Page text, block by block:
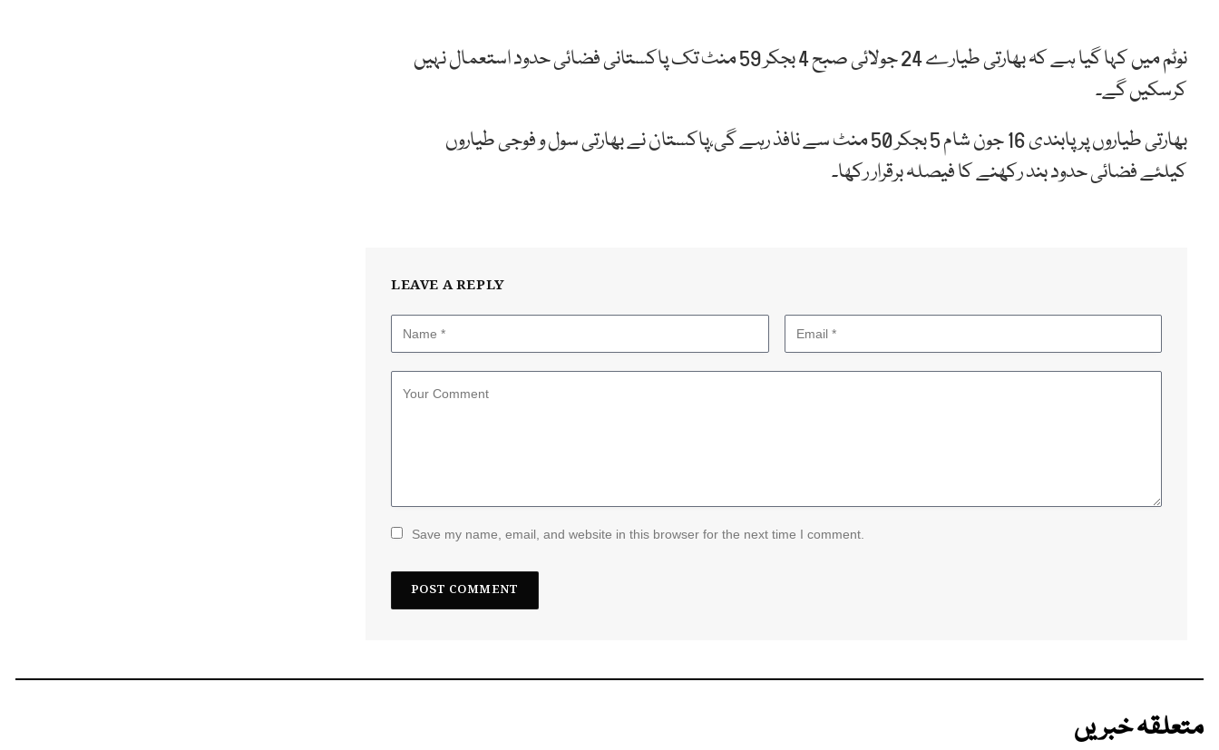
نوٹم میں کہا گیا ہے کہ بھارتی طیارے 24 جولائی صبح 4 بجکر 59 منٹ تک پاکستانی فضائی حدود استعمال نہیں
کرسکیں گے۔
بھارتی طیاروں پر پابندی 16 جون شام 5 بجکر 50 منٹ سے نافذ رہے گی،پاکستان نے بھارتی سول و فوجی طیاروں
کیلئے فضائی حدود بند رکھنے کا فیصلہ برقرار رکھا۔
LEAVE A REPLY
Save my name, email, and website in this browser for the next time I comment.
متعلقہ خبریں